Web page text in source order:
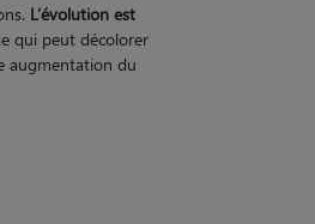
L’évolution est
qui peut décolorer
augmentation du